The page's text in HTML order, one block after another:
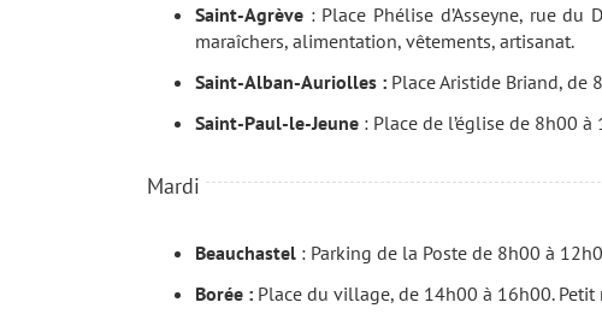
Saint-Agrève : Place Phélise d’Asseyne, rue
maraîchers, alimentation, vêtements, artisanat.
Saint-Alban-Auriolles : Place Aristide Briand, de
Saint-Paul-le-Jeune : Place de l’église de 8h00
Mardi
Beauchastel : Parking de la Poste de 8h00 à
Borée : Place du village, de 14h00 à 16h00.